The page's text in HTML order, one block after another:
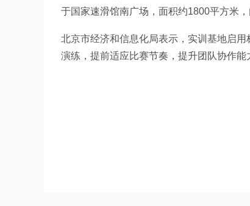
于国家速滑馆南广场，面积约1800平方米
北京市经济和信息化局表示，实训基地启
演练，提前适应比赛节奏，提升团队协作能